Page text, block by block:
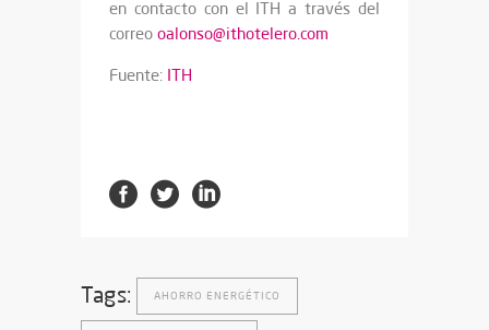
en contacto con el ITH a través del
correo oalonso@ithotelero.com
Fuente: ITH
Tags: AHORRO ENERGÉTICO